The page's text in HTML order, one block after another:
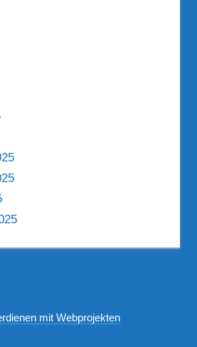
mit Webprojekten